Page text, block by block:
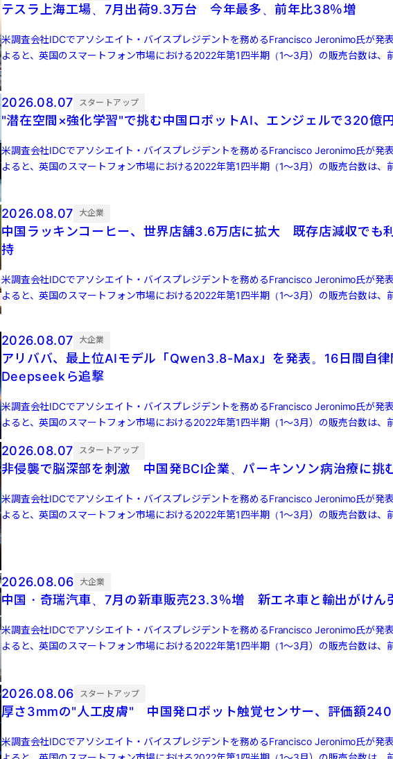
テスラ上海工場、7月出荷9.3万台 今年最多、前年比38％増
米調査会社IDCでアソシエイト・バイスプレジデントを務めるFrancisco Jeronimo氏が発
よると、英国のスマートフォン市場における2022年第1四半期（1～3月）の販売台数は、
増 […]
2026.08.07 スタートアップ
"潜在空間×強化学習"で挑む中国ロボットAI、エンジェルで320億
米調査会社IDCでアソシエイト・バイスプレジデントを務めるFrancisco Jeronimo氏が発
よると、英国のスマートフォン市場における2022年第1四半期（1～3月）の販売台数は、
増 […]
2026.08.07 大企業
中国ラッキンコーヒー、世界店舗3.6万店に拡大 既存店減収でも
持
米調査会社IDCでアソシエイト・バイスプレジデントを務めるFrancisco Jeronimo氏が発
よると、英国のスマートフォン市場における2022年第1四半期（1～3月）の販売台数は、
増 […]
2026.08.07 大企業
アリババ、最上位AIモデル「Qwen3.8-Max」を発表。16日間自律
Deepseekら追撃
米調査会社IDCでアソシエイト・バイスプレジデントを務めるFrancisco Jeronimo氏が発
よると、英国のスマートフォン市場における2022年第1四半期（1～3月）の販売台数は、
増 […]
2026.08.07 スタートアップ
非侵襲で脳深部を刺激 中国発BCI企業、パーキンソン病治療に挑
米調査会社IDCでアソシエイト・バイスプレジデントを務めるFrancisco Jeronimo氏が発
よると、英国のスマートフォン市場における2022年第1四半期（1～3月）の販売台数は、
増 […]
2026.08.06 大企業
中国・奇瑞汽車、7月の新車販売23.3％増 新エネ車と輸出がけん
米調査会社IDCでアソシエイト・バイスプレジデントを務めるFrancisco Jeronimo氏が発
よると、英国のスマートフォン市場における2022年第1四半期（1～3月）の販売台数は、
2026.08.06 スタートアップ
厚さ3mmの"人工皮膚" 中国発ロボット触覚センサー、評価額
米調査会社IDCでアソシエイト・バイスプレジデントを務めるFrancisco Jeronimo氏が発